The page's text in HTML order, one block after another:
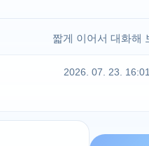
짧게 이어서 대화해
2026. 07. 23.